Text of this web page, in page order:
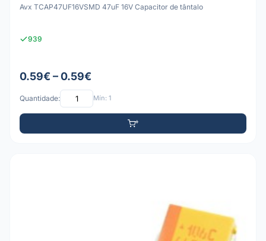
Avx TCAP47UF16VSMD 47uF 16V Capacitor de tântalo
939
0.59€ – 0.59€
Quantidade: Mín: 1